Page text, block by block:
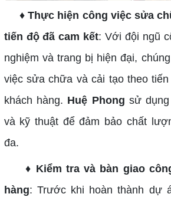
♦ Thực hiện công việc sửa
tiến độ đã cam kết: Với đội ngũ
nghiệm và trang bị hiện đại,
việc sửa chữa và cải tạo theo
khách hàng. Huệ Phong sử
và kỹ thuật để đảm bảo chất
đa.
♦ Kiểm tra và bàn giao
hàng: Trước khi hoàn thành dự